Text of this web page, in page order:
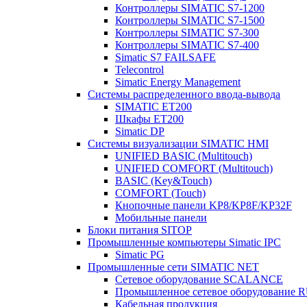
Контроллеры SIMATIC S7-1200
Контроллеры SIMATIC S7-1500
Контроллеры SIMATIC S7-300
Контроллеры SIMATIC S7-400
Simatic S7 FAILSAFE
Telecontrol
Simatic Energy Management
Системы распределенного ввода-вывода
SIMATIC ET200
Шкафы ET200
Simatic DP
Системы визуализации SIMATIC HMI
UNIFIED BASIC (Multitouch)
UNIFIED COMFORT (Multitouch)
BASIC (Key&Touch)
COMFORT (Touch)
Кнопочные панели KP8/KP8F/KP32F
Мобильные панели
Блоки питания SITOP
Промышленные компьютеры Simatic IPC
Simatic PG
Промышленные сети SIMATIC NET
Сетевое оборудование SCALANCE
Промышленное сетевое оборудование
Кабельная продукция